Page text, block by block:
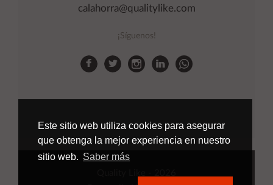
Este sitio web utiliza cookies para asegurar
que obtenga la mejor experiencia en nuestro
sitio web. Saber más
calahorra@qualitylike.com
¡Síguenos!